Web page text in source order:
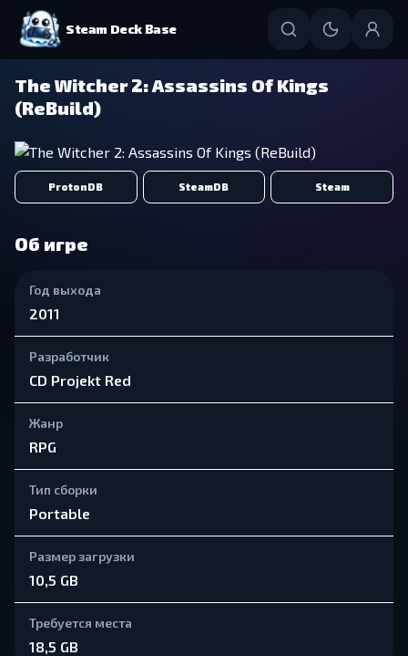
Steam Deck Base
The Witcher 2: Assassins Of Kings
(ReBuild)
ProtonDB SteamDB Steam
Об игре
Год выхода
2011
Разработчик
CD Projekt Red
Жанр
RPG
Тип сборки
Portable
Размер загрузки
10,5 GB
Требуется места
18,5 GB